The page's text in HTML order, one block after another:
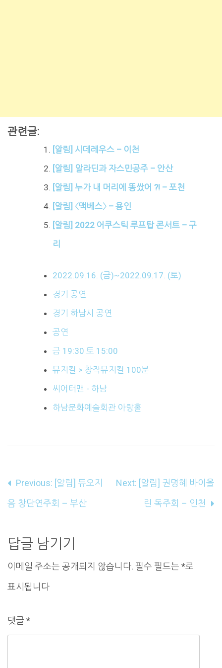
관련글:
[알림] 시데레우스 – 이천
[알림] 알라딘과 자스민공주 – 안산
[알림] 누가 내 머리에 똥쌌어 ?! – 포천
[알림] 〈맥베스〉 – 용인
[알림] 2022 어쿠스틱 루프탑 콘서트 – 구
리
2022.09.16. (금)~2022.09.17. (토)
경기 공연
경기 하남시 공연
공연
금 19:30 토 15:00
뮤지컬 > 창작뮤지컬 100분
씨어터맨 - 하남
하남문화예술회관 아랑홀
글
내
게
이
션
Previous: [알림] 듀오지
음 창단연주회 – 부산
Next: [알림] 권명혜 바이올
린 독주회 – 인천
답글 남기기
이메일 주소는 공개되지 않습니다. 필수 필드는 *로
표시됩니다
댓글 *